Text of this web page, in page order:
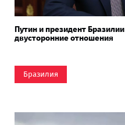
Путин и президент
двусторонние отношения
Бразилия